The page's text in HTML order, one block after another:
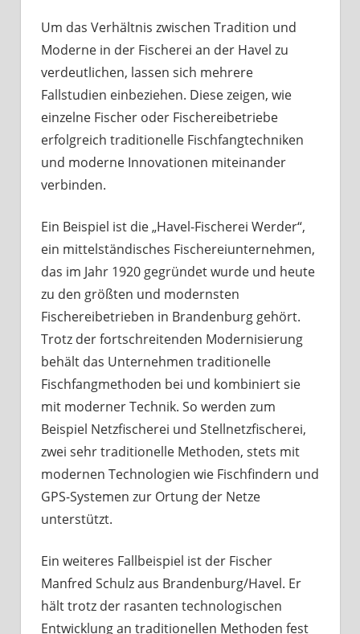
Um das Verhältnis zwischen Tradition und
Moderne in der Fischerei an der Havel zu
verdeutlichen, lassen sich mehrere
Fallstudien einbeziehen. Diese zeigen, wie
einzelne Fischer oder Fischereibetriebe
erfolgreich traditionelle Fischfangtechniken
und moderne Innovationen miteinander
verbinden.
Ein Beispiel ist die „Havel-Fischerei Werder“,
ein mittelständisches Fischereiunternehmen,
das im Jahr 1920 gegründet wurde und heute
zu den größten und modernsten
Fischereibetrieben in Brandenburg gehört.
Trotz der fortschreitenden Modernisierung
behält das Unternehmen traditionelle
Fischfangmethoden bei und kombiniert sie
mit moderner Technik. So werden zum
Beispiel Netzfischerei und Stellnetzfischerei,
zwei sehr traditionelle Methoden, stets mit
modernen Technologien wie Fischfindern und
GPS-Systemen zur Ortung der Netze
unterstützt.
Ein weiteres Fallbeispiel ist der Fischer
Manfred Schulz aus Brandenburg/Havel. Er
hält trotz der rasanten technologischen
Entwicklung an traditionellen Methoden fest